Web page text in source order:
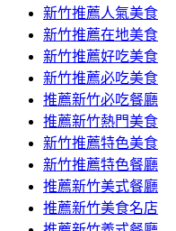
新竹推薦人氣美食
新竹推薦在地美食
新竹推薦好吃美食
新竹推薦必吃美食
推薦新竹必吃餐廳
推薦新竹熱門美食
新竹推薦特色美食
新竹推薦特色餐廳
推薦新竹美式餐廳
推薦新竹美食名店